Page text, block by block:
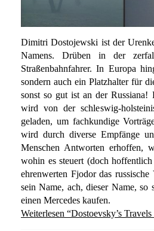
Dimitri Dostojewski ist der
Namens. Drüben in der
Straßenbahnfahrer. In Europa
sondern auch ein Platzhalter für
sonst so gut ist an der Russiana!
wird von der schleswig-
geladen, um fachkundige
wird durch diverse Empfänge
Menschen Antworten erhoffen,
wohin es steuert (doch
ehrenwerten Fjodor das
sein Name, ach, dieser Name,
einen Mercedes kaufen.
Weiterlesen “Dostoevsky’s